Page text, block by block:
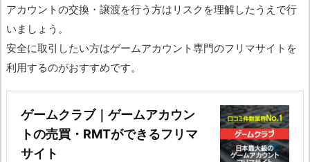
アカウントの交換・譲渡を行う方はリスクを理解したうえで行
いましょう。
安全に取引したい方はゲームアカウント専門のフリマサイトを
利用するのがおすすめです。
ゲームクラブ｜ゲームアカウン
トの売買・RMTができるフリマ
サイト